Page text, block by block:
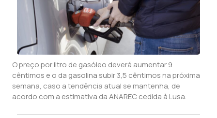
O preço por litro de gasóleo deverá aumentar 9
cêntimos e o da gasolina subir 3,5 cêntimos na próxima
semana, caso a tendência atual se mantenha, de
acordo com a estimativa da ANAREC cedida à Lusa.